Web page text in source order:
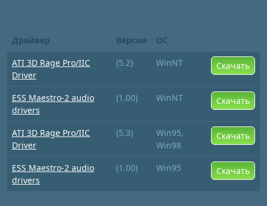
Драйвер Версия
ОС
ATI 3D Rage Pro/IIC
Driver
(5.2) WinNT Скачать
ESS Maestro-2 audio
drivers
(1.00) WinNT Скачать
ATI 3D Rage Pro/IIC
Driver
(5.3)
Win95,
Win98
Скачать
ESS Maestro-2 audio
drivers
(1.00) Win95 Скачать